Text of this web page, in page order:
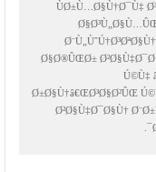
ÙØ±Ù…Ø§Ù†Ø¯Ù‡
Ø§Ø®ÛŒØ±
Ú©Ù‡
Ø±Ø§Ù†â€ŒØ³Ø§Ø²ÛŒ
Ø²Ø§Ù‡Ø¯Ø§Ù†